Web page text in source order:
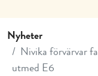
Nyheter
Nivika förvärvar
utmed E6